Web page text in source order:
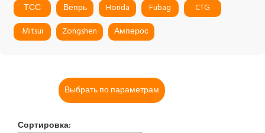
ТСС Вепрь Honda Fubag
CTG
Mitsui
Zongshen Амперос
Выбрать по параметрам
Сортировка: